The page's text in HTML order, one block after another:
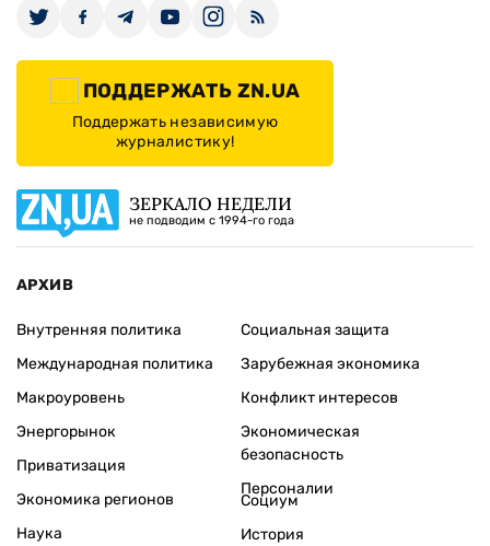
ПОДДЕРЖАТЬ ZN.UA
Поддержать независимую
журналистику!
ЗЕРКАЛО НЕДЕЛИ
не подводим с 1994-го года
АРХИВ
Внутренняя политика
Международная политика
Макроуровень
Энергорынок
Приватизация
Экономика регионов
Социальная защита
Зарубежная экономика
Конфликт интересов
Экономическая
безопасность
Персоналии
Наука
Социум
История